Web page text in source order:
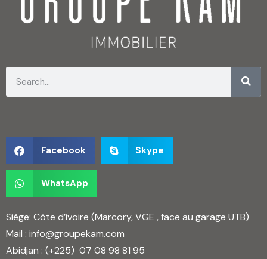
Facebook Skype
WhatsApp
Siège: Côte d’ivoire (Marcory, VGE , face au garage UTB)
Mail : info@groupekam.com
Abidjan : (+225) 07 08 98 81 95